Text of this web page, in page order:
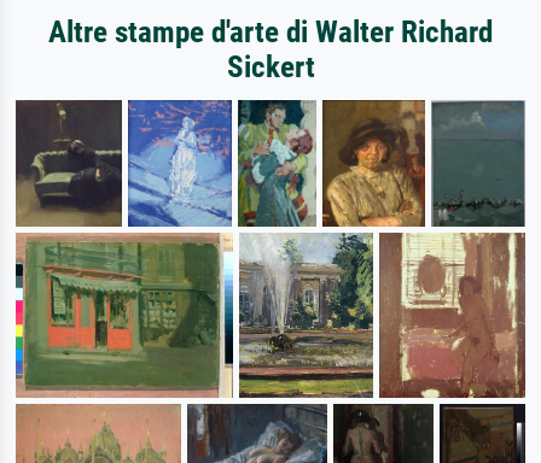
Altre stampe d'arte di Walter Richard
Sickert